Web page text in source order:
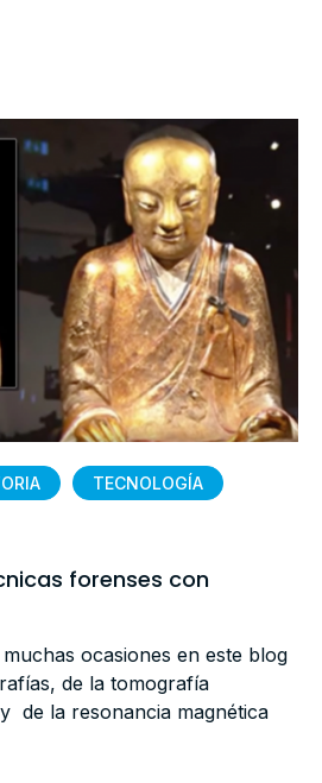
TECNOLOGÍA
forenses con
ocasiones en este blog
de la tomografía
de la resonancia magnética